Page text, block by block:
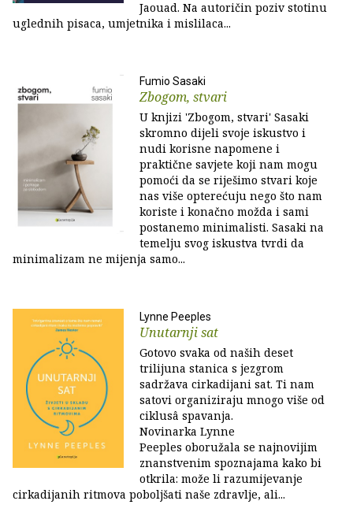
Jaouad. Na autoričin poziv stotinu
uglednih pisaca, umjetnika i mislilaca...
Fumio Sasaki
Zbogom, stvari
U knjizi 'Zbogom, stvari' Sasaki
skromno dijeli svoje iskustvo i
nudi korisne napomene i
praktične savjete koji nam mogu
pomoći da se riješimo stvari koje
nas više opterećuju nego što nam
koriste i konačno možda i sami
postanemo minimalisti. Sasaki na
temelju svog iskustva tvrdi da
minimalizam ne mijenja samo...
Lynne Peeples
Unutarnji sat
Gotovo svaka od naših deset
trilijuna stanica s jezgrom
sadržava cirkadijani sat. Ti nam
satovi organiziraju mnogo više od
ciklusâ spavanja.
Novinarka Lynne
Peeples oboružala se najnovijim
znanstvenim spoznajama kako bi
otkrila: može li razumijevanje
cirkadijanih ritmova poboljšati naše zdravlje, ali...